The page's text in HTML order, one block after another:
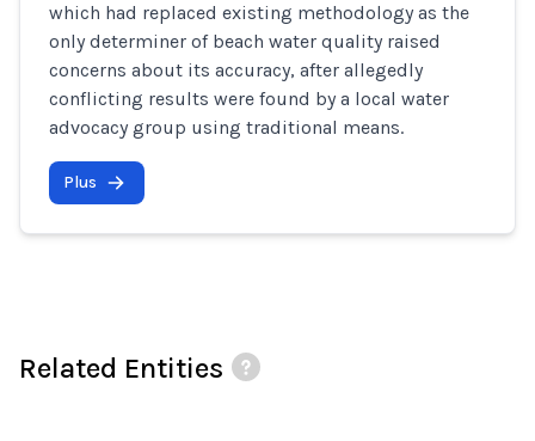
which had replaced existing methodology as the
only determiner of beach water quality raised
concerns about its accuracy, after allegedly
conflicting results were found by a local water
advocacy group using traditional means.
Plus
Related Entities